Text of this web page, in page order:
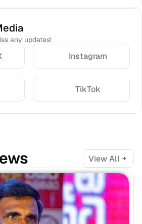
any updates!
Instagram
TikTok
View All